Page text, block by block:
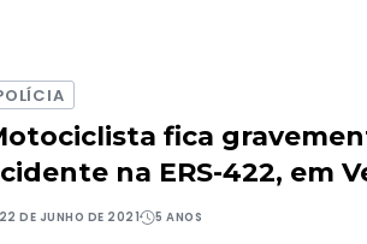
fica
na ERS-422, em
22 DE JUNHO DE 2021 5 ANOS